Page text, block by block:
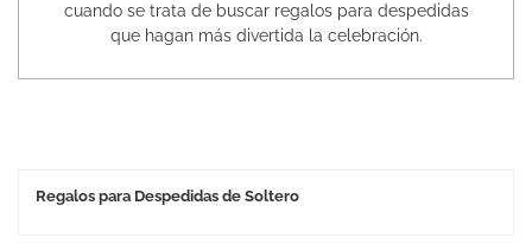
cuando se trata de buscar regalos para despedidas
que hagan más divertida la celebración.
Regalos para Despedidas de Soltero